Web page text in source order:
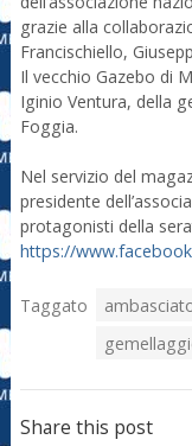
grazie alla
Francischiello,
Il vecchio Gazebo di
Iginio Ventura, della
Foggia.
Nel servizio del
presidente
protagonisti della
https://
Taggato
Share this post